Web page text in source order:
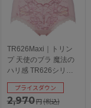
TR626Maxi｜トリン
プ 天使のブラ 魔法の
ハリ感 TR626シリー
ズ マキシショーツ M/L
2,970円(税込)
プライスダウン